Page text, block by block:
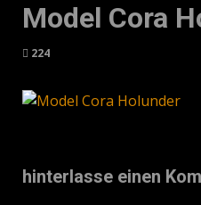
Model Cora
224
hinterlasse einen